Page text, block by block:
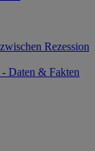
Rezession
Daten & Fakten